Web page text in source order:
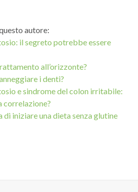
autore:
il segreto potrebbe essere
all’orizzonte?
i denti?
e sindrome del colon irritabile:
correlazione?
di iniziare una dieta senza glutine